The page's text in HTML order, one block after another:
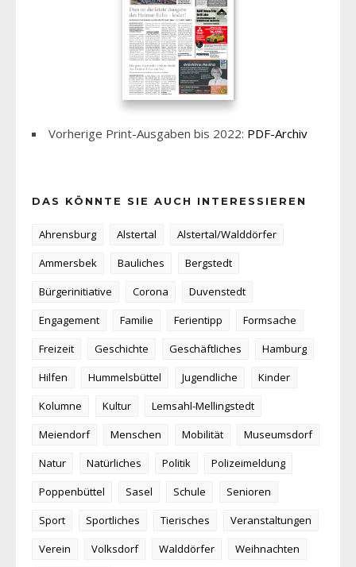
Vorherige Print-Ausgaben bis 2022: PDF-Archiv
DAS KÖNNTE SIE AUCH INTERESSIEREN
Ahrensburg Alstertal
Alstertal/Walddörfer
Ammersbek
Bauliches
Bergstedt
Bürgerinitiative
Corona
Duvenstedt
Engagement
Familie Ferientipp
Formsache
Freizeit
Geschichte Geschäftliches
Hamburg
Hilfen
Hummelsbüttel Jugendliche
Kinder
Kolumne
Kultur
Lemsahl-Mellingstedt
Meiendorf
Menschen Mobilität
Museumsdorf
Natur
Natürliches Politik
Polizeimeldung
Poppenbüttel
Sasel Schule
Senioren
Sport
Sportliches Tierisches
Veranstaltungen
Verein
Volksdorf Walddörfer
Weihnachten